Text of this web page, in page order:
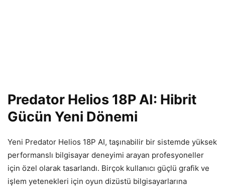
Predator Helios 18P AI: Hibrit
Gücün Yeni Dönemi
Yeni Predator Helios 18P AI, taşınabilir bir sistemde yüksek
performanslı bilgisayar deneyimi arayan profesyoneller
için özel olarak tasarlandı. Birçok kullanıcı güçlü grafik ve
işlem yetenekleri için oyun dizüstü bilgisayarlarına